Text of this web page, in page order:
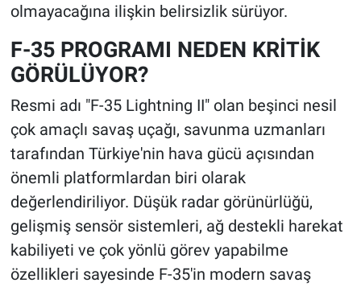
olmayacağına ilişkin belirsizlik sürüyor.
F-35 PROGRAMI NEDEN KRİTİK
GÖRÜLÜYOR?
Resmi adı "F-35 Lightning II" olan beşinci nesil
çok amaçlı savaş uçağı, savunma uzmanları
tarafından Türkiye'nin hava gücü açısından
önemli platformlardan biri olarak
değerlendiriliyor. Düşük radar görünürlüğü,
gelişmiş sensör sistemleri, ağ destekli harekat
kabiliyeti ve çok yönlü görev yapabilme
özellikleri sayesinde F-35'in modern savaş